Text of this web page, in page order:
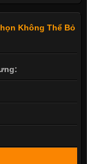
Không Thể Bỏ